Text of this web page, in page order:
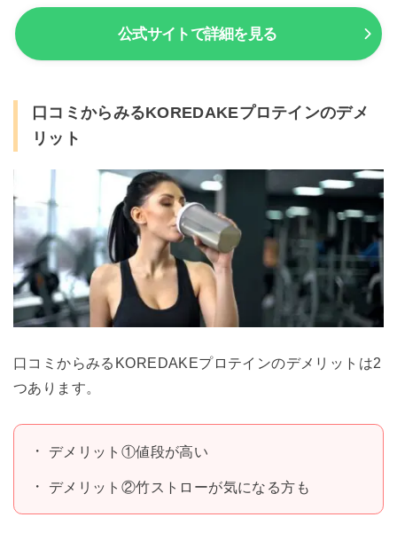
公式サイトで詳細を見る
口コミからみるKOREDAKEプロテインのデメ
リット
口コミからみるKOREDAKEプロテインのデメリットは2
つあります。
デメリット①値段が高い
デメリット②竹ストローが気になる方も